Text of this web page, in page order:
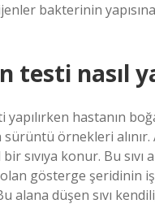
bakterinin
testi nasıl
hastanın
örnekleri alınır.
sıvıya konur. Bu
gösterge şeridinin
alana düşen sıvı